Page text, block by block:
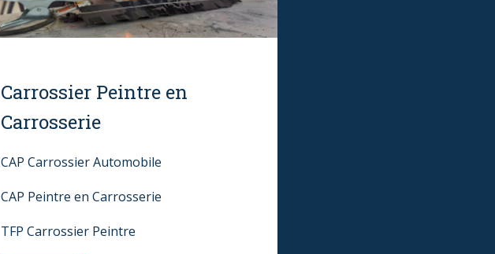
Carrossier Peintre en
Carrosserie
CAP Carrossier Automobile
CAP Peintre en Carrosserie
TFP Carrossier Peintre